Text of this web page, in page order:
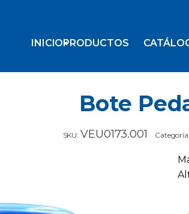
INICIOPRODUCTOS
Bote
SKU: VEU0173.001 Categoría: